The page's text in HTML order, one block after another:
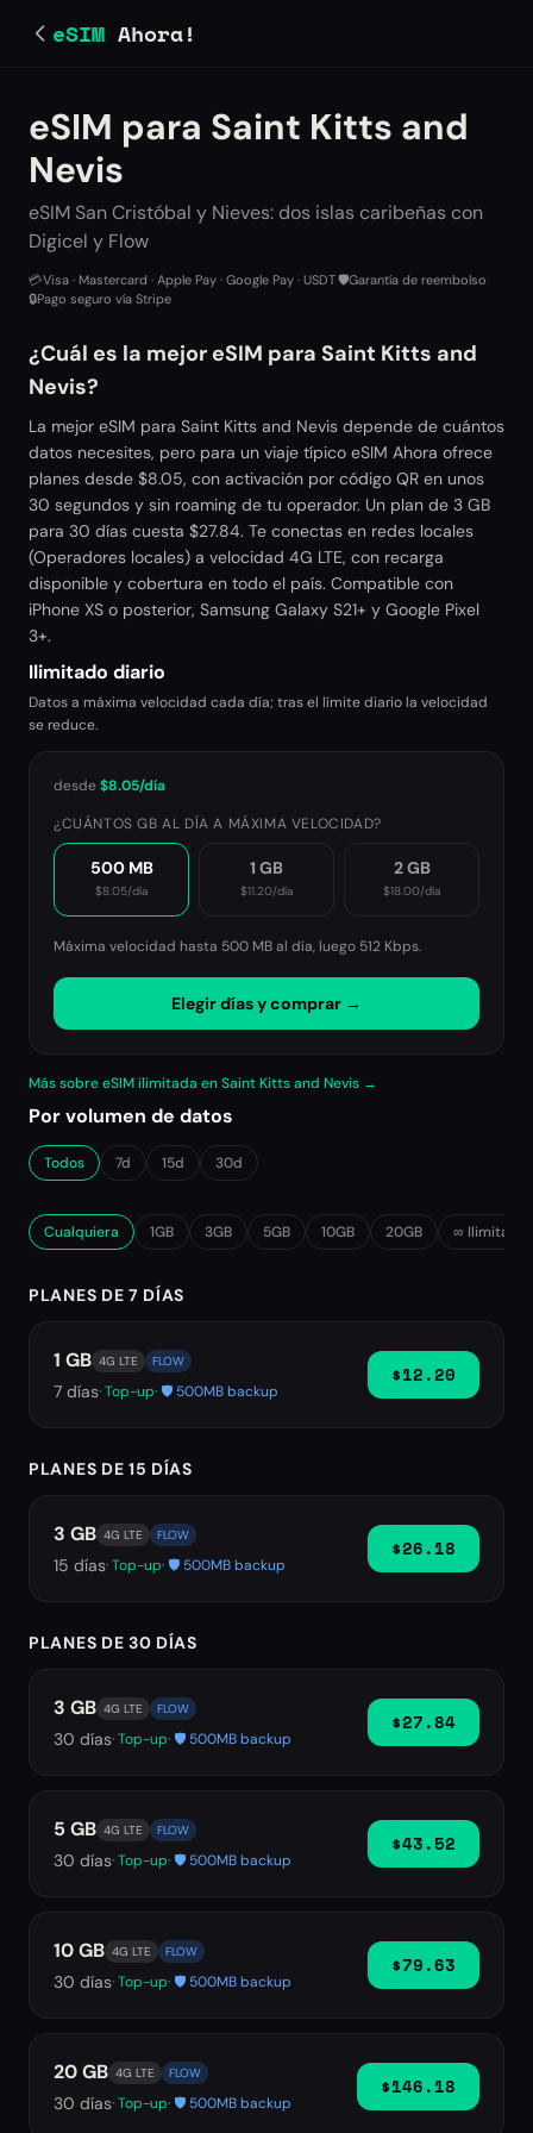
eSIM Ahora!
eSIM para Saint Kitts and
Nevis
eSIM San Cristóbal y Nieves: dos islas caribeñas con
Digicel y Flow
💳Visa · Mastercard · Apple Pay · Google Pay · USDT🛡️Garantía de reembolso
🔒Pago seguro vía Stripe
¿Cuál es la mejor eSIM para Saint Kitts and
Nevis?
La mejor eSIM para Saint Kitts and Nevis depende de cuántos
datos necesites, pero para un viaje típico eSIM Ahora ofrece
planes desde $8.05, con activación por código QR en unos
30 segundos y sin roaming de tu operador. Un plan de 3 GB
para 30 días cuesta $27.84. Te conectas en redes locales
(Operadores locales) a velocidad 4G LTE, con recarga
disponible y cobertura en todo el país. Compatible con
iPhone XS o posterior, Samsung Galaxy S21+ y Google Pixel
3+.
Ilimitado diario
Datos a máxima velocidad cada día; tras el límite diario la velocidad
se reduce.
desde$8.05/día
¿CUÁNTOS GB AL DÍA A MÁXIMA VELOCIDAD?
500 MB
$8.05/día
1 GB
$11.20/día
2 GB
$18.00/día
Máxima velocidad hasta 500 MB al día, luego 512 Kbps.
Elegir días y comprar →
Más sobre eSIM ilimitada en Saint Kitts and Nevis →
Por volumen de datos
Todos 7d 15d 30d
Cualquiera 1GB 3GB 5GB 10GB 20GB ∞ Ilimitado
PLANES DE 7 DÍAS
1 GB 4G LTE FLOW
7 días· Top-up· 🛡️ 500MB backup
$12.20
PLANES DE 15 DÍAS
3 GB 4G LTE FLOW
15 días· Top-up· 🛡️ 500MB backup
$26.18
PLANES DE 30 DÍAS
3 GB 4G LTE FLOW
30 días· Top-up· 🛡️ 500MB backup
$27.84
5 GB 4G LTE FLOW
30 días· Top-up· 🛡️ 500MB backup
$43.52
10 GB 4G LTE FLOW
30 días· Top-up· 🛡️ 500MB backup
$79.63
20 GB 4G LTE FLOW
30 días· Top-up· 🛡️ 500MB backup
$146.18